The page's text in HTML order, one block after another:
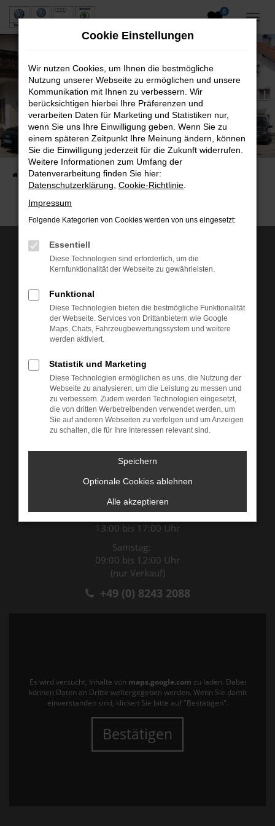
Zum
0
Neuwagen und Gebrauchtwagen
VW, VW Nutzfahrzeuge, Audi & Skoda
Startseite Fahrzeuge Fahrzeugsuche
Wir sind Servicepartner von:
Öffnungszeiten & Kontakt
Montag bis Donnerstag:
13:00 bis 18:00 Uhr
Freitag:
07:00 bis 12:00 Uhr
13:00 bis 17:00 Uhr
Samstag:
09:00 bis 12:00 Uhr
(nur Verkauf)
+49 (0) 8243 2088
Es wird versucht, Inhalte von maps.google.com zu laden. Dabei
können Daten an Dritte weitergegeben werden. Wenn Sie damit
einverstanden sind, klicken Sie bitte auf "Bestätigen".
Bestätigen
Cookie Einstellungen
Wir nutzen Cookies, um Ihnen die bestmögliche
Nutzung unserer Webseite zu ermöglichen und unsere
Kommunikation mit Ihnen zu verbessern. Wir
berücksichtigen hierbei Ihre Präferenzen und
verarbeiten Daten für Marketing und Statistiken nur,
wenn Sie uns Ihre Einwilligung geben. Wenn Sie zu
einem späteren Zeitpunkt Ihre Meinung ändern, können
Sie die Einwilligung jederzeit für die Zukunft widerrufen.
Weitere Informationen zum Umfang der
Datenverarbeitung finden Sie hier:
Datenschutzerklärung Cookie-Richtlinie
Impressum
Folgende Kategorien von Cookies werden von uns eingesetzt:
Essentiell
Diese Technologien sind erforderlich, um die
Kernfunktionalität der Webseite zu gewährleisten.
Funktional
Diese Technologien bieten die bestmögliche Funktionalität
der Webseite. Services von Drittanbietern wie Google
Maps, Chats, Fahrzeugbewertungssystem und weitere
werden aktiviert.
Statistik und Marketing
Diese Technologien ermöglichen es uns, die Nutzung der
Webseite zu analysieren, um die Leistung zu messen und
zu verbessern. Zudem werden Technologien eingesetzt,
die von dritten Werbetreibenden verwendet werden, um
Sie auf anderen Webseiten zu verfolgen und um Anzeigen
zu schalten, die für Ihre Interessen relevant sind.
Speichern
Optionale Cookies ablehnen
Alle akzeptieren